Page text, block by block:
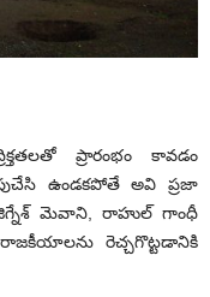
ప్రారంభం కావడం
ఉండకపోతే అవి ప్రజా
మెవాని, రాహుల్ గాంధీ
రెచ్చగొట్టడానికి